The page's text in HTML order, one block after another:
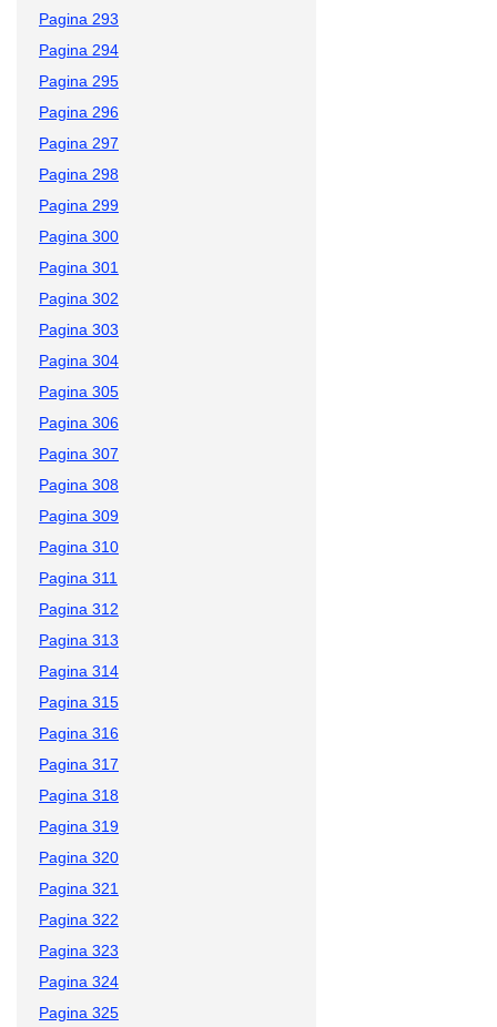
Pagina 293
Pagina 294
Pagina 295
Pagina 296
Pagina 297
Pagina 298
Pagina 299
Pagina 300
Pagina 301
Pagina 302
Pagina 303
Pagina 304
Pagina 305
Pagina 306
Pagina 307
Pagina 308
Pagina 309
Pagina 310
Pagina 311
Pagina 312
Pagina 313
Pagina 314
Pagina 315
Pagina 316
Pagina 317
Pagina 318
Pagina 319
Pagina 320
Pagina 321
Pagina 322
Pagina 323
Pagina 324
Pagina 325